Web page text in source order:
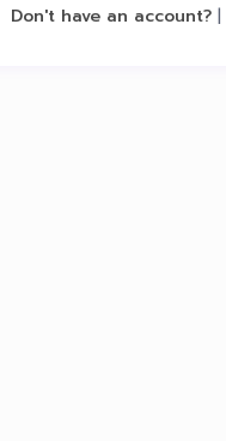
Don't have an account?|